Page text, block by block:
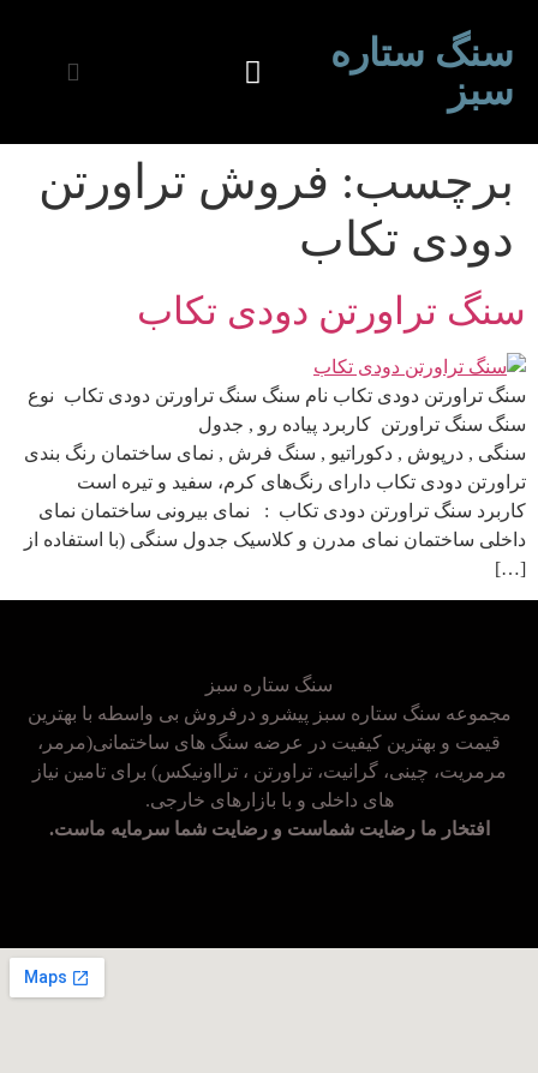
سنگ ستاره
سبز
برچسب: فروش تراورتن
دودی تکاب
سنگ تراورتن دودی تکاب
سنگ تراورتن دودی تکاب نام سنگ سنگ تراورتن دودی تکاب نوع
سنگ سنگ تراورتن کاربرد پیاده رو , جدول
سنگی , درپوش , دکوراتیو , سنگ فرش , نمای ساختمان رنگ بندی
تراورتن دودی تکاب دارای رنگ‌های کرم، سفید و تیره است
کاربرد سنگ تراورتن دودی تکاب : نمای بیرونی ساختمان نمای
داخلی ساختمان نمای مدرن و کلاسیک جدول سنگی (با استفاده از
[…]
سنگ ستاره سبز
مجموعه سنگ ستاره سبز پیشرو درفروش بی واسطه با بهترین
قیمت و بهترین کیفیت در عرضه سنگ های ساختمانی(مرمر،
مرمریت، چینی، گرانیت، تراورتن ، ترااونیکس) برای تامین نیاز
های داخلی و با بازارهای خارجی.
افتخار ما رضایت شماست و رضایت شما سرمایه ماست.